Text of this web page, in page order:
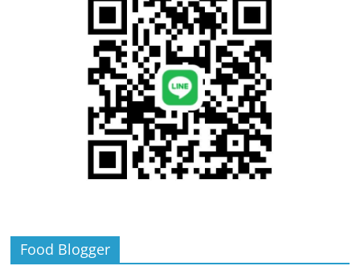
Food Blogger